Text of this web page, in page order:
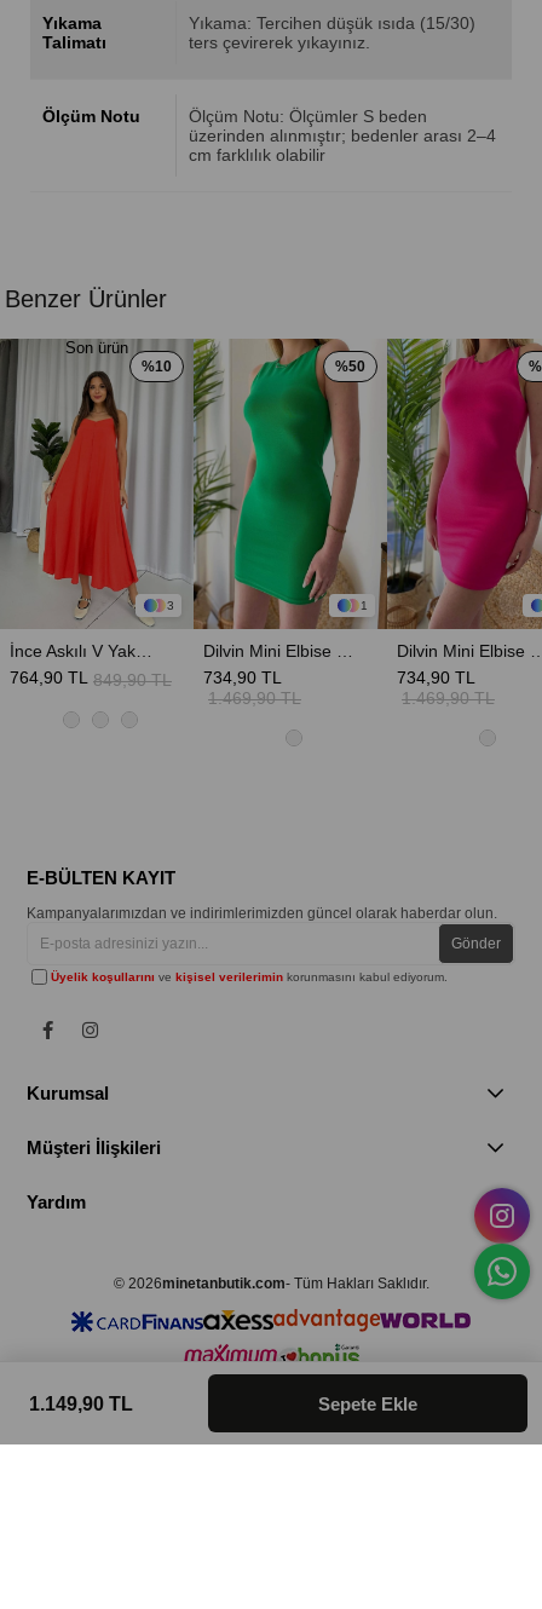
1.149,90 TL
Yıkama
Talimatı
Yıkama: Tercihen düşük ısıda (15/30)
ters çevirerek yıkayınız.
Ölçüm Notu
Ölçüm Notu: Ölçümler S beden
üzerinden alınmıştır; bedenler arası 2–4
cm farklılık olabilir
Benzer Ürünler
3
764,90 TL 849,90 TL
%10
Son ürün
1
734,90 TL
1.469,90 TL
%50
734,90 TL
1.469,90 TL
E-BÜLTEN KAYIT
Kampanyalarımızdan ve indirimlerimizden güncel olarak haberdar olun.
Gönder
Üyelik koşullarını vekişisel verilerimin korunmasını kabul ediyorum.
Kurumsal
Müşteri İlişkileri
Yardım
© 2026minetanbutik.com- Tüm Hakları Saklıdır.